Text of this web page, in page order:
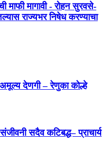
माफी मागावी - रोहन सुरवसे-
राज्यभर निषेध करण्याचा
अमूल्य देणगी – रेणुका कोल्हे
संजीवनी सदैव कटिबद्ध– प्राचार्य